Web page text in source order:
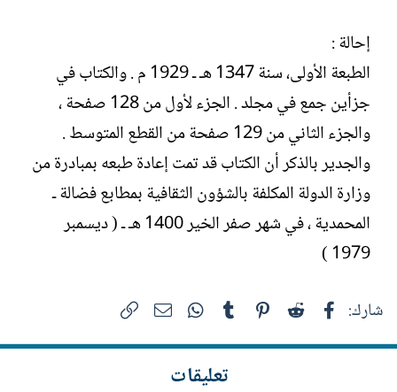
إحالة :
الطبعة الأولى، سنة 1347 هـ ـ 1929 م . والكتاب في
جزأين جمع في مجلد . الجزء لأول من 128 صفحة ،
والجزء الثاني من 129 صفحة من القطع المتوسط .
والجدير بالذكر أن الكتاب قد تمت إعادة طبعه بمبادرة من
وزارة الدولة المكلفة بالشؤون الثقافية بمطابع فضالة ـ
المحمدية ، في شهر صفر الخير 1400 هـ ـ ( ديسمبر
1979 )
شارك: فيسبوك Reddit
Pinterest
Tumblr
WhatsAppالبريد الإلكتروني
تعليقات